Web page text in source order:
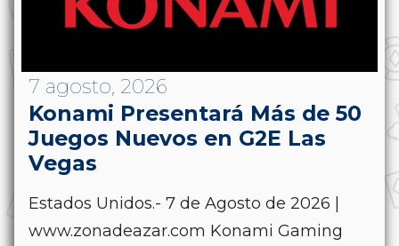
7 agosto, 2026
Konami Presentará Más de 50
Juegos Nuevos en G2E Las
Vegas
Estados Unidos.- 7 de Agosto de 2026 |
www.zonadeazar.com Konami Gaming